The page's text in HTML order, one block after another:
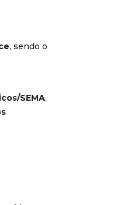
, sendo o
SEMA,